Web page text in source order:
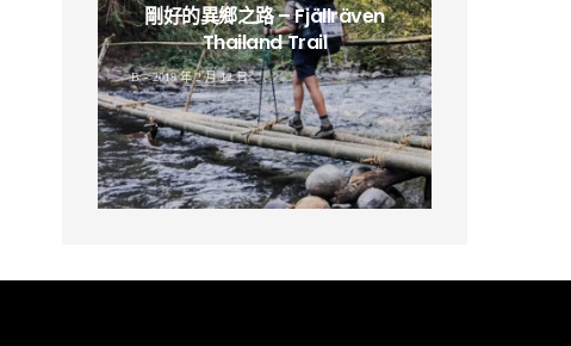
剛好的異鄉之路 – Fjällräven
Thailand Trail
B 2019 年 2 月 12 日